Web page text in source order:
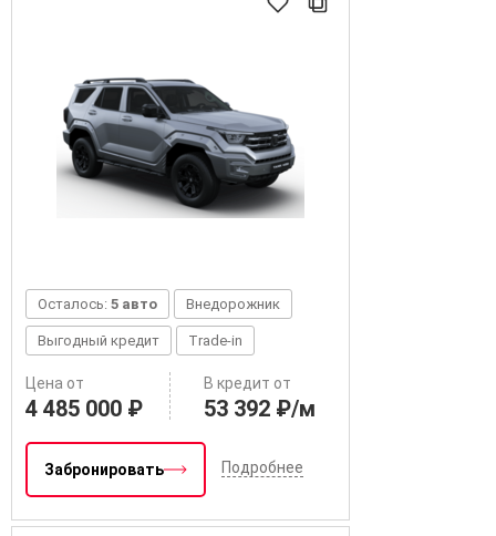
Осталось: 5 авто Внедорожник
Выгодный кредит Trade-in
Цена от
4 485 000 ₽
В кредит от
53 392 ₽/м
Забронировать Подробнее